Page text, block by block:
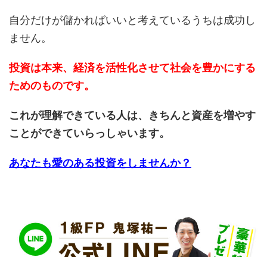
自分だけが儲かればいいと考えているうちは成功し
ません。
投資は本来、経済を活性化させて社会を豊かにする
ためのものです。
これが理解できている人は、きちんと資産を増やす
ことができていらっしゃいます。
あなたも愛のある投資をしませんか？